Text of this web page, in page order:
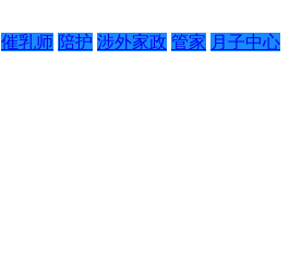
催乳师 陪护 涉外家政 管家 月子中心